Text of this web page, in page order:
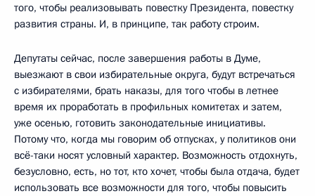
того, чтобы реализовывать повестку Президента, повестку
развития страны. И, в принципе, так работу строим.
Депутаты сейчас, после завершения работы в Думе,
выезжают в свои избирательные округа, будут встречаться
с избирателями, брать наказы, для того чтобы в летнее
время их проработать в профильных комитетах и затем,
уже осенью, готовить законодательные инициативы.
Потому что, когда мы говорим об отпусках, у политиков они
всё-таки носят условный характер. Возможность отдохнуть,
безусловно, есть, но тот, кто хочет, чтобы была отдача, будет
использовать все возможности для того, чтобы повысить